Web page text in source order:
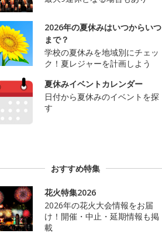
2026年の夏休みはいつからいつ
まで？
学校の夏休みを地域別にチェッ
ク！夏レジャーを計画しよう
夏休みイベントカレンダー
日付から夏休みのイベントを探
す
おすすめ特集
花火特集2026
2026年の花火大会情報をお届
け！開催・中止・延期情報も掲
載